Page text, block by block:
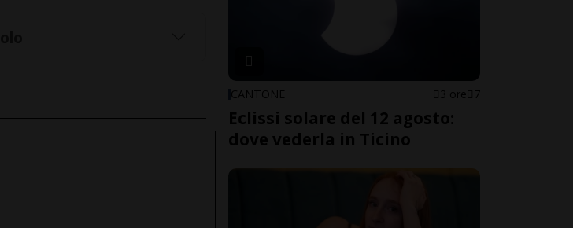
CANTONE 3 ore 7
Eclissi solare del 12 agosto:
dove vederla in Ticino